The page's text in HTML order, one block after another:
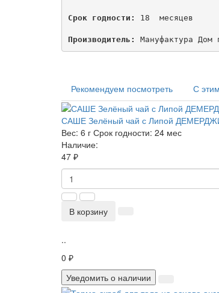
Срок годности: 18  месяцев
Производитель: Мануфактура Дом
Рекомендуем посмотреть С
САШЕ Зелёный чай с Липой
Вес: 6 г Срок годности: 24 мес
Наличие:
47 ₽
В корзину
..
0 ₽
Уведомить о наличии